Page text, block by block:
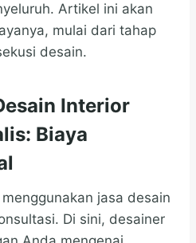
Artikel ini akan
mulai dari tahap
desain.
Interior
Biaya
jasa desain
Di sini, desainer